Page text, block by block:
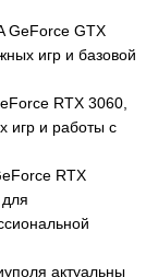
GeForce GTX
игр и базовой
RTX 3060,
игр и работы с
RTX
актуальны